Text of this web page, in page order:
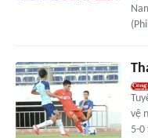
vệ
5-0